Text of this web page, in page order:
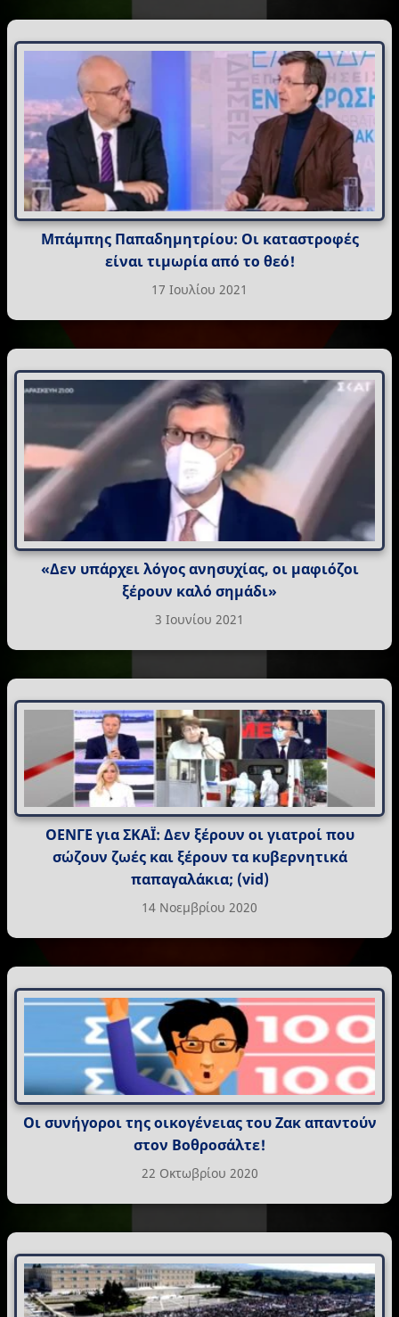
Μπάμπης Παπαδημητρίου: Οι καταστροφές
είναι τιμωρία από το θεό!
17 Ιουλίου 2021
«Δεν υπάρχει λόγος ανησυχίας, οι μαφιόζοι
ξέρουν καλό σημάδι»
3 Ιουνίου 2021
ΟΕΝΓΕ για ΣΚΑΪ: Δεν ξέρουν οι γιατροί που
σώζουν ζωές και ξέρουν τα κυβερνητικά
παπαγαλάκια; (vid)
14 Νοεμβρίου 2020
Οι συνήγοροι της οικογένειας του Ζακ απαντούν
στον Βοθροσάλτε!
22 Οκτωβρίου 2020